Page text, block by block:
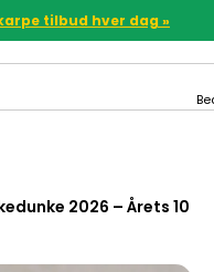
tilbud hver dag »
2026 – Årets 10